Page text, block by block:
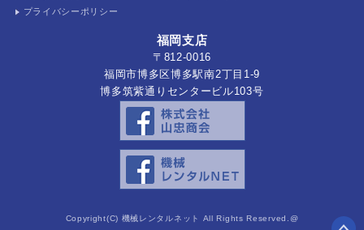
プライバシーポリシー
福岡支店
〒812-0016
福岡市博多区博多駅南2丁目1-9
博多筑紫通りセンタービル103号
Copyright(C) 機械レンタルネット All Rights Reserved.@